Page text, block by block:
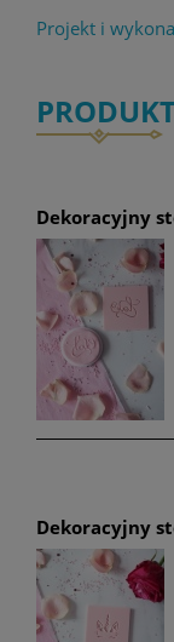
Projekt i
Dekoracyjny
Dekoracyjny